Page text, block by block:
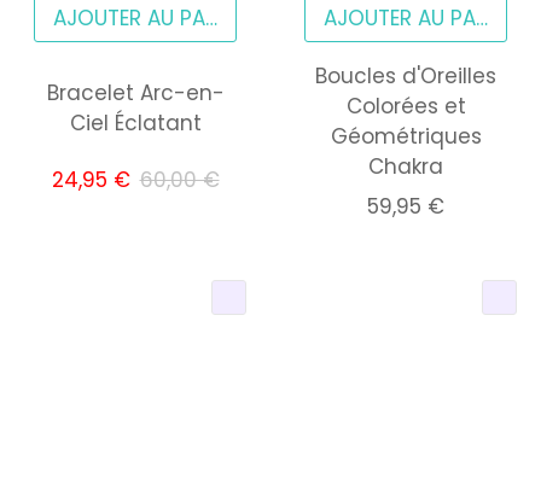
AJOUTER AU PANIER
Bracelet Arc-en-
Ciel Éclatant
24,95 € 60,00 €
AJOUTER AU PANIER
Boucles d'Oreilles
Colorées et
Géométriques
Chakra
59,95 €